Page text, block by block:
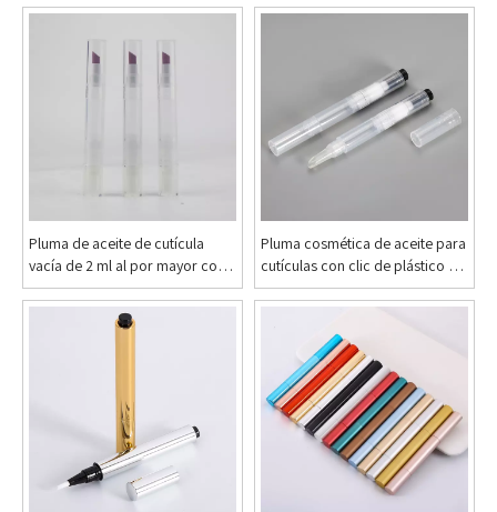
Pluma de aceite de cutícula
vacía de 2 ml al por mayor con
cuarzo
Pluma cosmética de aceite para
cutículas con clic de plástico de
2,8 ml